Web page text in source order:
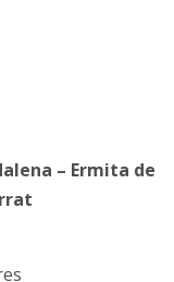
– Ermita de